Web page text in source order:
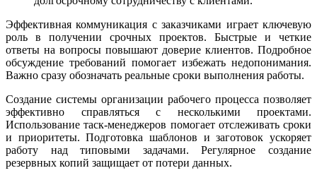
Эффективная коммуникация с заказчиками играет ключевую
роль в получении срочных проектов. Быстрые и четкие
ответы на вопросы повышают доверие клиентов. Подробное
обсуждение требований помогает избежать недопонимания.
Важно сразу обозначать реальные сроки выполнения работы.
Создание системы организации рабочего процесса позволяет
эффективно справляться с несколькими проектами.
Использование таск-менеджеров помогает отслеживать сроки
и приоритеты. Подготовка шаблонов и заготовок ускоряет
работу над типовыми задачами. Регулярное создание
резервных копий защищает от потери данных.